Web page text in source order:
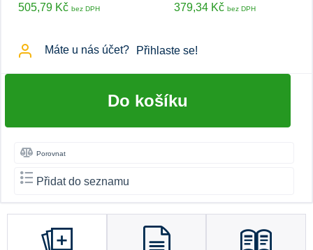
505,79 Kč bez DPH 379,34 Kč bez DPH
Máte u nás účet? Přihlaste se!
Do košíku
Porovnat
Přidat do seznamu